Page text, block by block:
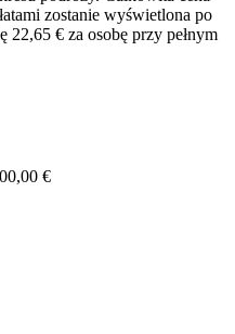
zostanie wyświetlona po
22,65 € za osobę przy pełnym
€